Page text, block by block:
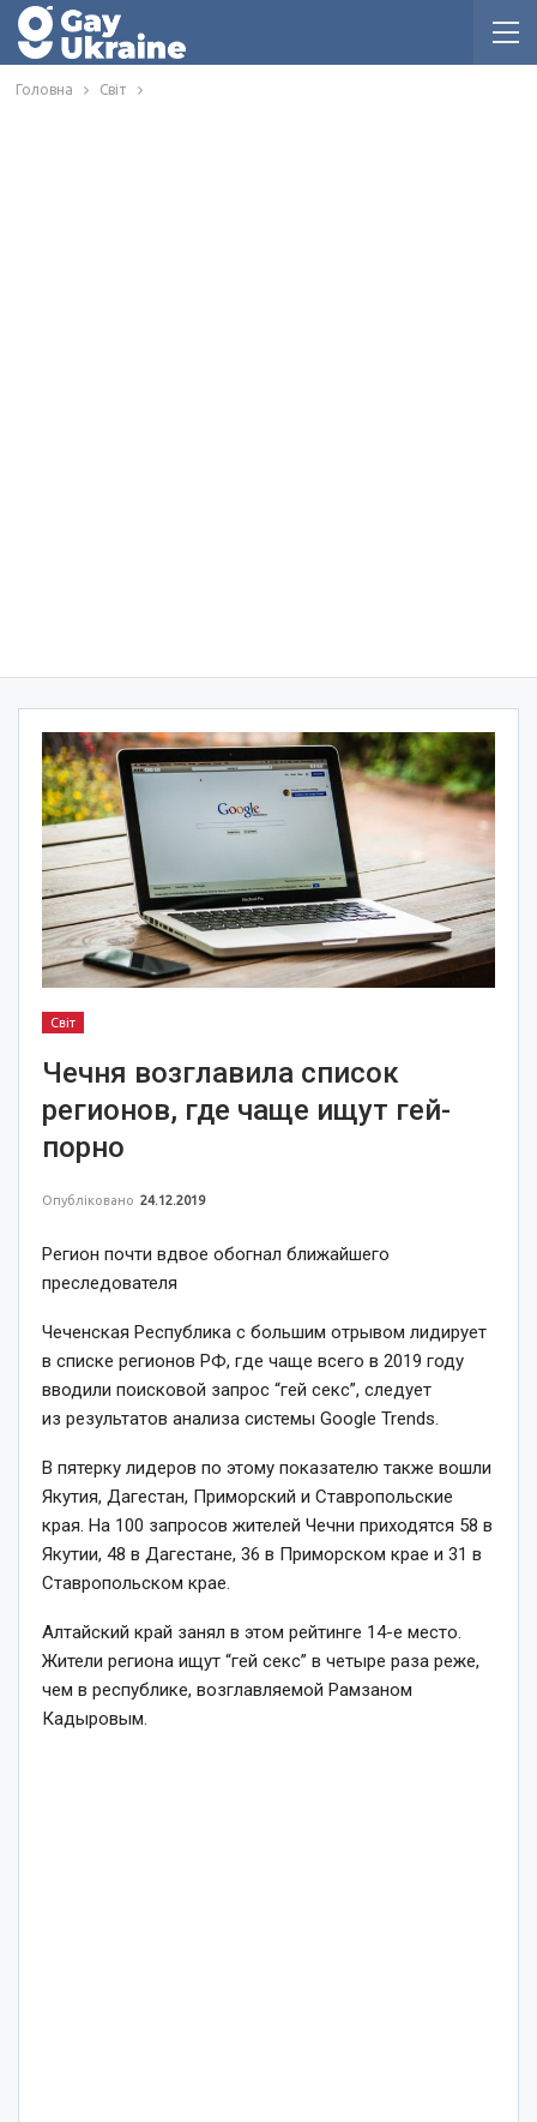
Головна Світ
Світ
Чечня возглавила список
регионов, где чаще ищут гей-
порно
Опубліковано 24.12.2019
Регион почти вдвое обогнал ближайшего
преследователя
Чеченская Республика с большим отрывом лидирует
в списке регионов РФ, где чаще всего в 2019 году
вводили поисковой запрос “гей секс”, следует
из результатов анализа системы Google Trends.
В пятерку лидеров по этому показателю также вошли
Якутия, Дагестан, Приморский и Ставропольские
края. На 100 запросов жителей Чечни приходятся 58 в
Якутии, 48 в Дагестане, 36 в Приморском крае и 31 в
Ставропольском крае.
Алтайский край занял в этом рейтинге 14-е место.
Жители региона ищут “гей секс” в четыре раза реже,
чем в республике, возглавляемой Рамзаном
Кадыровым.